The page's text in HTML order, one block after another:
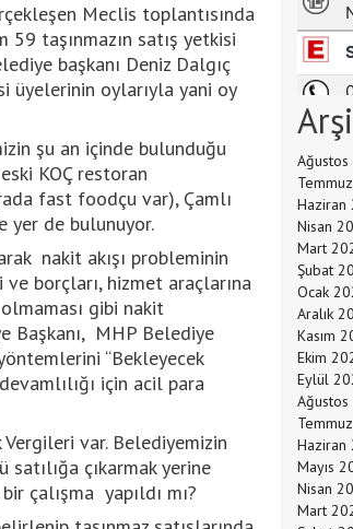
Meclis toplantısında
taşınmazın satış yetkisi
başkanı Deniz Dalgıç
üyelerinin oylarıyla yani oy
şu an içinde bulunduğu
KOÇ restoran
fast foodçu var), Çamlı
yer de bulunuyor.
nakit akışı probleminin
borçları, hizmet araçlarına
gibi nakit
Başkanı, MHP Belediye
“Bekleyecek
için acil para
Vergileri var. Belediyemizin
çıkarmak yerine
çalışma yapıldı mı?
Haziran
Nisan
Mart
Şubat
Ocak
Aralık
Kasım
Ekim
Eylül
Haziran
Mayıs
Nisan
Mart